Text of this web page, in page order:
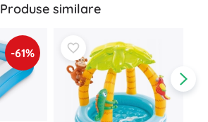
Produse similare
-61%